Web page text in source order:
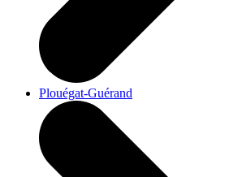
Plouégat-Guérand